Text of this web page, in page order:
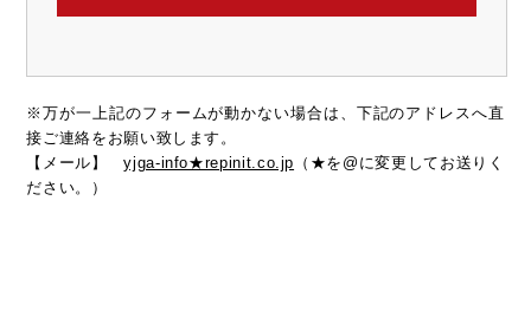
※万が一上記のフォームが動かない場合は、下記のアドレスへ直
接ご連絡をお願い致します。
【メール】yjga-info★repinit.co.jp （★を@に変更してお送りく
ださい。）